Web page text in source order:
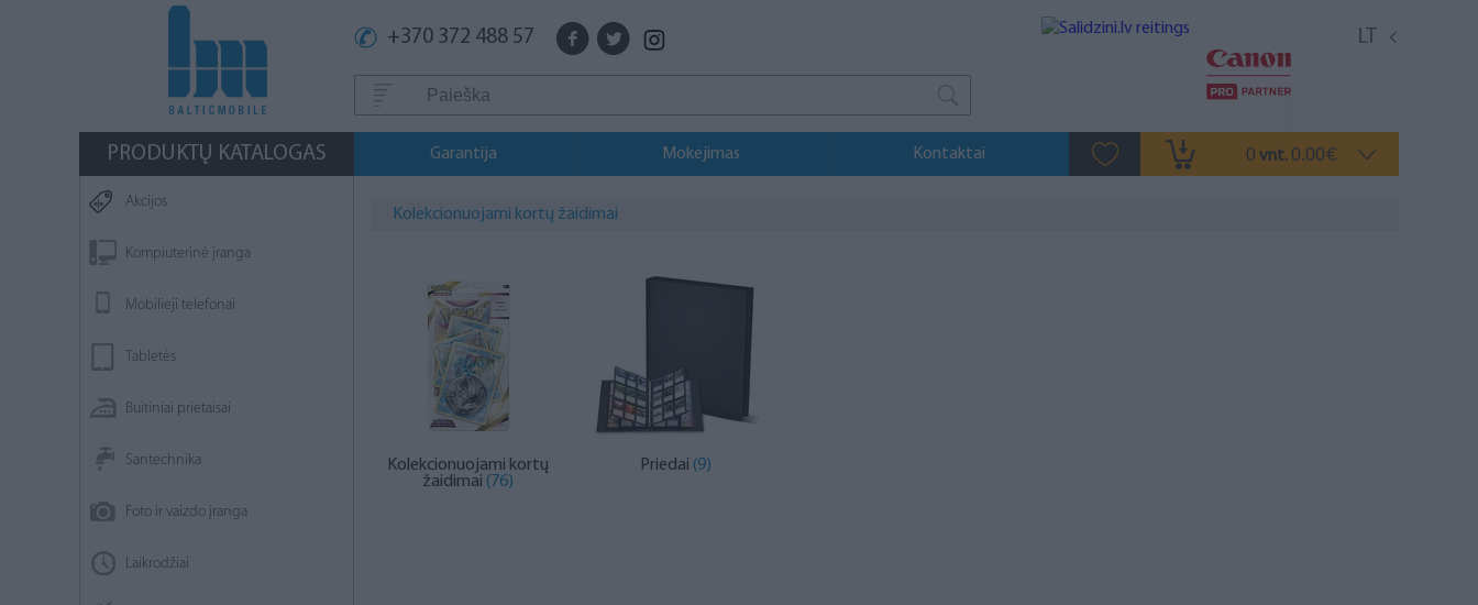
+370 372 488 57 LT
PRODUKTŲ KATALOGAS Garantija Mokėjimas Kontaktai 0 vnt. 0.00€
Akcijos
Kompiuterinė įranga
Mobilieji telefonai
Tabletės
Buitiniai prietaisai
Santechnika
Foto ir vaizdo įranga
Laikrodžiai
Kolekcionuojami kortų žaidimai
Kolekcionuojami kortų
žaidimai (76)
Priedai (9)